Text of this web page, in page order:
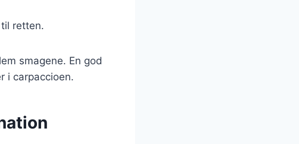
retten.
smagene. En god
i carpaccioen.